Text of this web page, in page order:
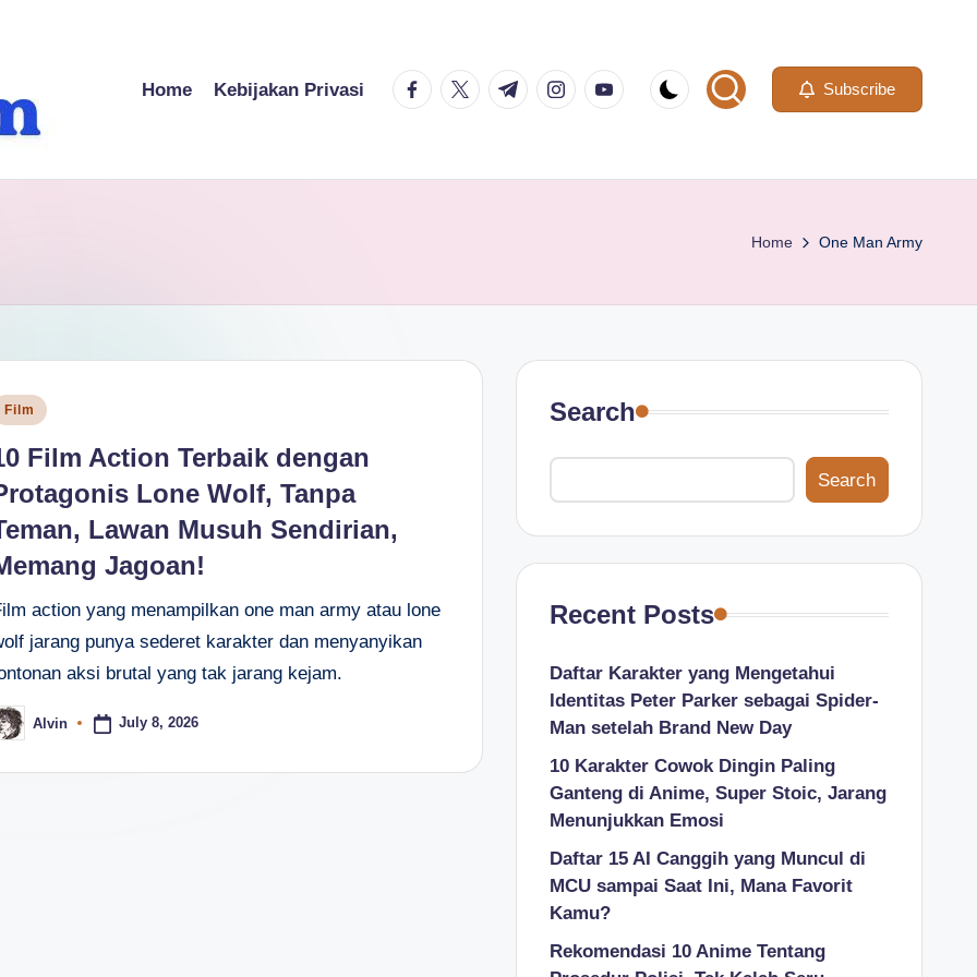
Home Kebijakan Privasi facebook.com
twitter.com
t.me instagram.com
youtube.com Subscribe
Home One Man Army
Film
Film Action Terbaik dengan
Lone Wolf, Tanpa
Lawan Musuh Sendirian,
Jagoan!
action yang menampilkan one man army atau lone
jarang punya sederet karakter dan menyanyikan
aksi brutal yang tak jarang kejam.
Alvin July 8, 2026
Search
Search
Recent Posts
Daftar Karakter yang Mengetahui
Identitas Peter Parker sebagai Spider-
Man setelah Brand New Day
10 Karakter Cowok Dingin Paling
Ganteng di Anime, Super Stoic, Jarang
Menunjukkan Emosi
Daftar 15 AI Canggih yang Muncul di
MCU sampai Saat Ini, Mana Favorit
Kamu?
Rekomendasi 10 Anime Tentang